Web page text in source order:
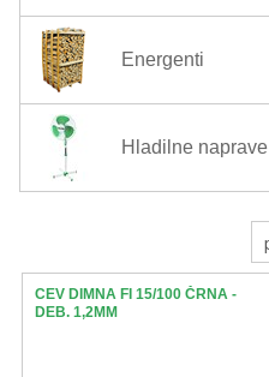
Energenti
Hladilne naprave
CEV DIMNA FI 15/100 ČRNA -
DEB. 1,2MM